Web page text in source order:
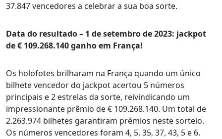
37.847 vencedores a celebrar a sua boa sorte.
Data do resultado – 1 de setembro de 2023: jackpot
de € 109.268.140 ganho em França!
Os holofotes brilharam na França quando um único
bilhete vencedor do jackpot acertou 5 números
principais e 2 estrelas da sorte, reivindicando um
impressionante prêmio de € 109.268.140. Um total de
2.263.974 bilhetes garantiram prémios neste sorteio.
Os números vencedores foram 4, 5, 35, 37, 43, 5 e 6.